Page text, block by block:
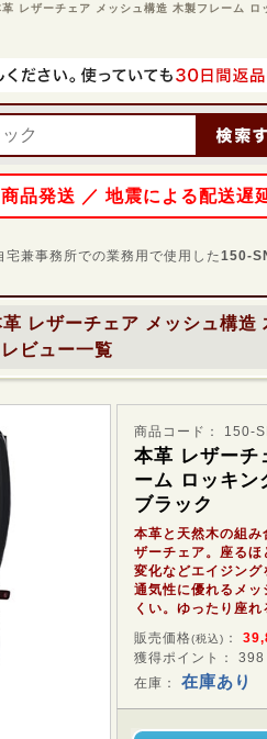
革 レザーチェア メッシュ構造 木製フレーム
品発送 ／ 地震による配送遅
宅兼事務所での業務用で使用した150-
革 レザーチェア メッシュ構造
ビュー一覧
商品コード： 150-
本革 レザーチ
ーム ロッキン
ブラック
本革と天然木の組み
ザーチェア。座る
変化などエイジン
通気性に優れるメッ
くい。ゆったり座れ
販売価格(税込) ：
獲得ポイント： 398
在庫： 在庫あり